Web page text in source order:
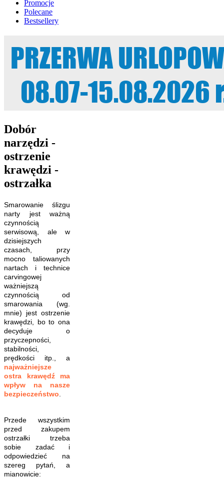
Promocje
Polecane
Bestsellery
Dobór
narzędzi -
ostrzenie
krawędzi -
ostrzałka
Smarowanie ślizgu
narty jest ważną
czynnością
serwisową, ale w
dzisiejszych
czasach, przy
mocno taliowanych
nartach i technice
carvingowej
ważniejszą
czynnością od
smarowania (wg.
mnie) jest ostrzenie
krawędzi, bo to ona
decyduje o
przyczepności,
stabilności,
prędkości itp., a
najważniejsze
ostra krawędź ma
wpływ na nasze
bezpieczeństwo
Przede wszystkim
przed zakupem
ostrzałki trzeba
sobie zadać i
odpowiedzieć na
szereg pytań, a
mianowicie: